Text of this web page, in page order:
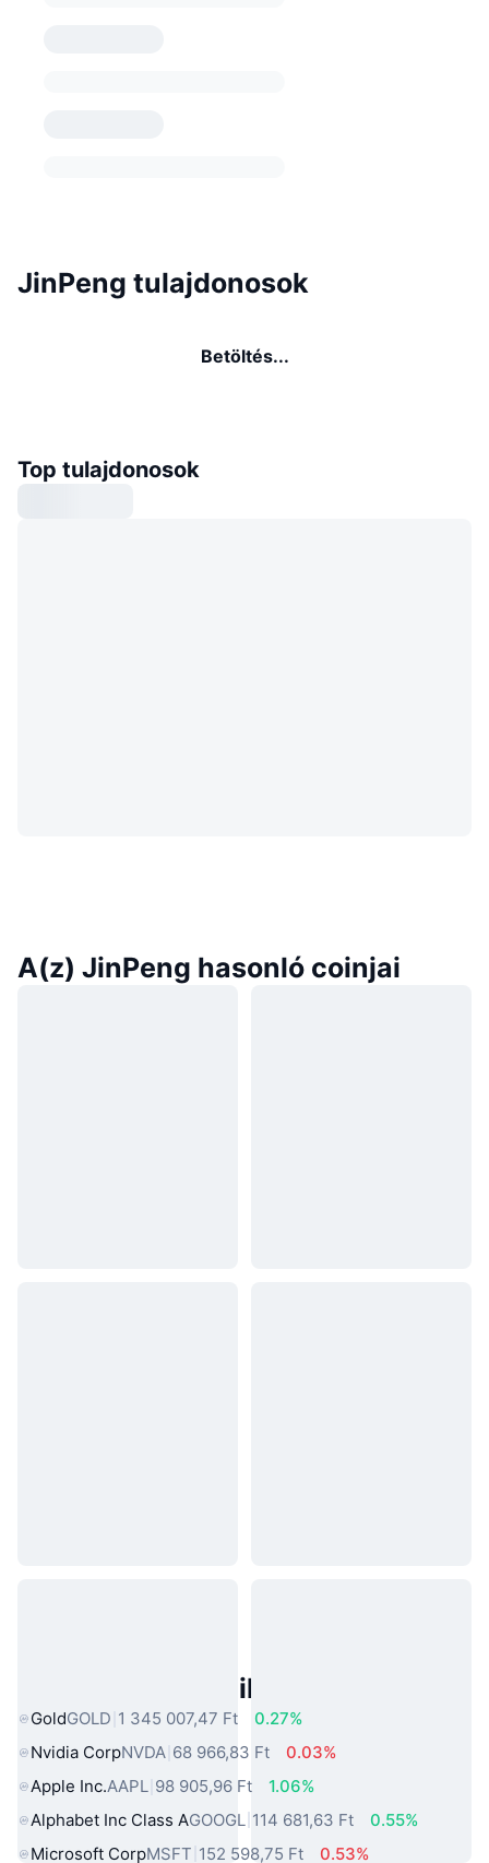
JinPeng tulajdonosok
Betöltés...
Top tulajdonosok
A(z) JinPeng hasonló coinjai
Népszerű Való Világbeli Eszközök
GoldGOLD 1 345 007,47 Ft
0.27%
Nvidia CorpNVDA 68 966,83 Ft
0.03%
Apple Inc.AAPL 98 905,96 Ft
1.06%
Alphabet Inc Class AGOOGL 114 681,63 Ft
0.55%
Microsoft CorpMSFT 152 598,75 Ft 0.53%